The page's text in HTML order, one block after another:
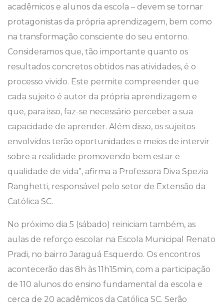
acadêmicos e alunos da escola – devem se tornar
protagonistas da própria aprendizagem, bem como
na transformação consciente do seu entorno.
Consideramos que, tão importante quanto os
resultados concretos obtidos nas atividades, é o
processo vivido. Este permite compreender que
cada sujeito é autor da própria aprendizagem e
que, para isso, faz-se necessário perceber a sua
capacidade de aprender. Além disso, os sujeitos
envolvidos terão oportunidades e meios de intervir
sobre a realidade promovendo bem estar e
qualidade de vida”, afirma a Professora Diva Spezia
Ranghetti, responsável pelo setor de Extensão da
Católica SC.
No próximo dia 5 (sábado) reiniciam também, as
aulas de reforço escolar na Escola Municipal Renato
Pradi, no bairro Jaraguá Esquerdo. Os encontros
acontecerão das 8h às 11h15min, com a participação
de 110 alunos do ensino fundamental da escola e
cerca de 20 acadêmicos da Católica SC. Serão